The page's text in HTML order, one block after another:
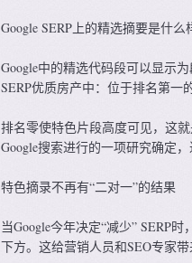
Google SERP上的精选摘要是什么
Google中的精选代码段可以显示
SERP优质房产中：位于排名第一
排名零使特色片段高度可见，这
Google搜索进行的一项研究确定
特色摘录不再有“二对一”的结果
当Google今年决定“减少” SERP
下方。这给营销人员和SEO专家